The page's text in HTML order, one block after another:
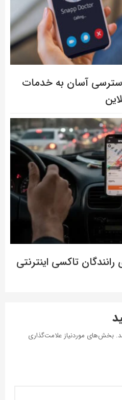
آسان به خدمات
تاکسی اینترنتی
بخش‌های موردنیاز علامت‌گذاری